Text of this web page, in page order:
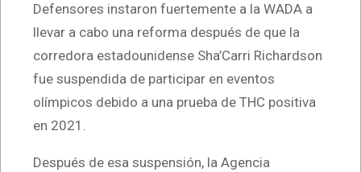
Defensores instaron fuertemente a la WADA a
llevar a cabo una reforma después de que la
corredora estadounidense Sha’Carri Richardson
fue suspendida de participar en eventos
olímpicos debido a una prueba de THC positiva
en 2021.
Después de esa suspensión, la Agencia